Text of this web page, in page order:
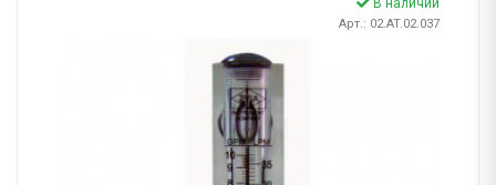
В наличии
Арт.: 02.AT.02.037